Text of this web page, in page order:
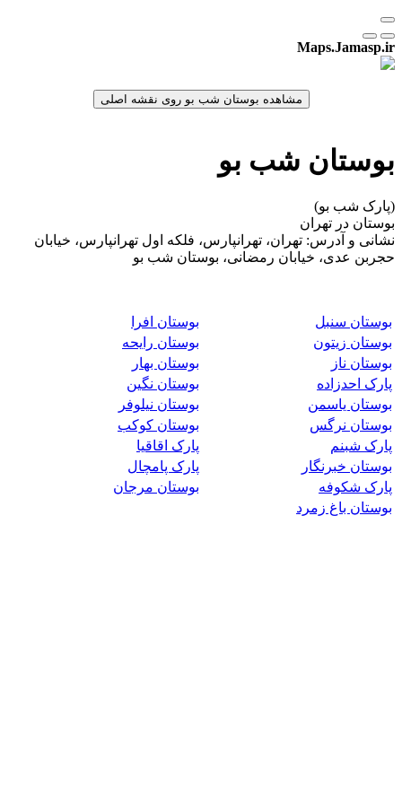
Maps.Jamasp.ir
بوستان شب بو
(پارک شب بو)
بوستان در تهران
نشانی و آدرس: تهران، تهرانپارس، فلکه اول تهرانپارس، خیابان
حجربن عدی، خیابان رمضانی، بوستان شب بو
بوستان سنبل
بوستان افرا
بوستان زیتون
بوستان رایحه
بوستان ناز
بوستان بهار
پارک احدزاده
بوستان نگین
بوستان یاسمن
بوستان نیلوفر
بوستان نرگس
بوستان کوکب
پارک شبنم
پارک اقاقیا
بوستان خبرنگار
پارک پامچال
پارک شکوفه
بوستان مرجان
بوستان باغ زمرد